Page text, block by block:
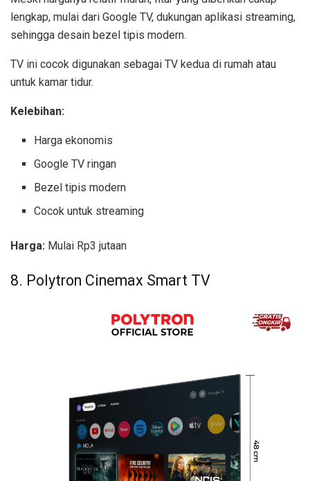
lengkap, mulai dari Google TV, dukungan aplikasi streaming,
sehingga desain bezel tipis modern.
TV ini cocok digunakan sebagai TV kedua di rumah atau
untuk kamar tidur.
Kelebihan:
Harga ekonomis
Google TV ringan
Bezel tipis modern
Cocok untuk streaming
Harga: Mulai Rp3 jutaan
8. Polytron Cinemax Smart TV